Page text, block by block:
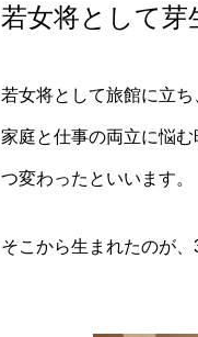
若女将として芽
若女将として旅館に立
家庭と仕事の両立に悩
つ変わったといいます。
そこから生まれたのが、